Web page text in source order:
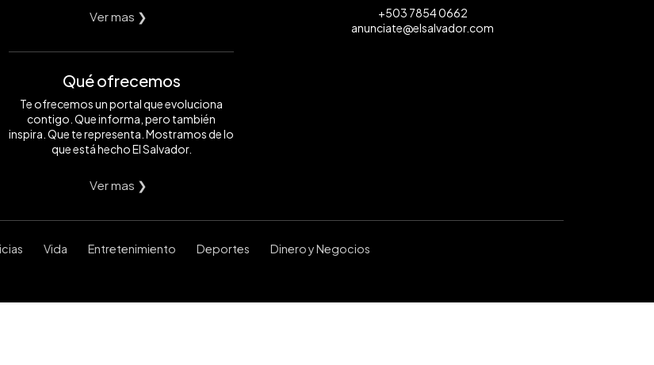
Ver mas ❯
Qué ofrecemos
Te ofrecemos un portal que evoluciona
contigo. Que informa, pero también
inspira. Que te representa. Mostramos de lo
que está hecho El Salvador.
Ver mas ❯
+503 7854 0662
anunciate@elsalvador.com
Vida Entretenimiento Deportes Dinero y Negocios